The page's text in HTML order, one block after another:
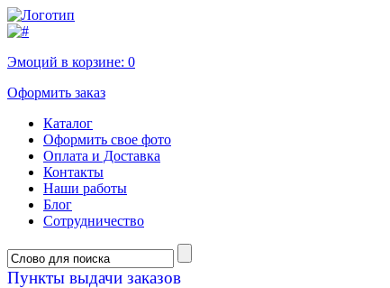
Эмоций в корзине: 0
Оформить заказ
Каталог
Оформить свое фото
Оплата и Доставка
Контакты
Наши работы
Блог
Сотрудничество
Пункты выдачи заказов